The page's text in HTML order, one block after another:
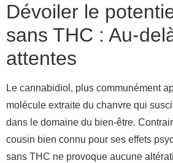
Dévoiler le
sans THC : Au-
attentes
Le cannabidiol, plus communément
molécule extraite du chanvre qui
dans le domaine du bien-être.
cousin bien connu pour ses effets
sans THC ne provoque aucune